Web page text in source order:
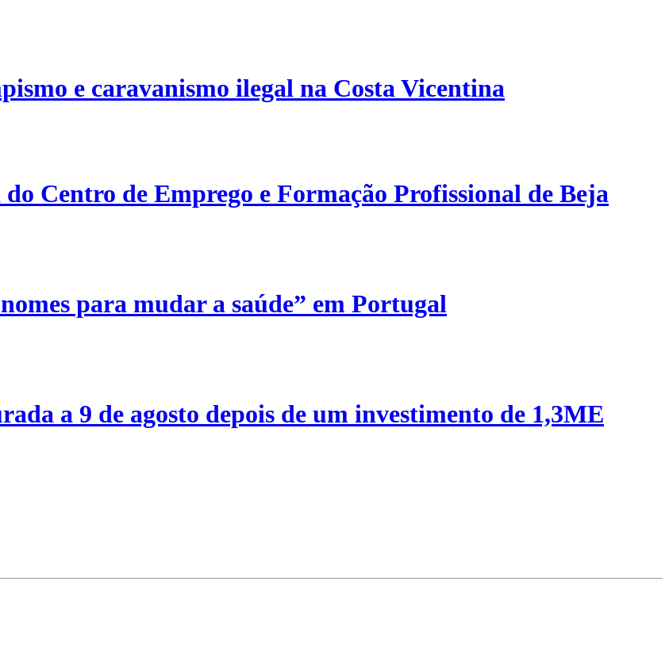
e caravanismo ilegal na Costa Vicentina
Centro de Emprego e Formação Profissional de Beja
para mudar a saúde” em Portugal
a 9 de agosto depois de um investimento de 1,3ME